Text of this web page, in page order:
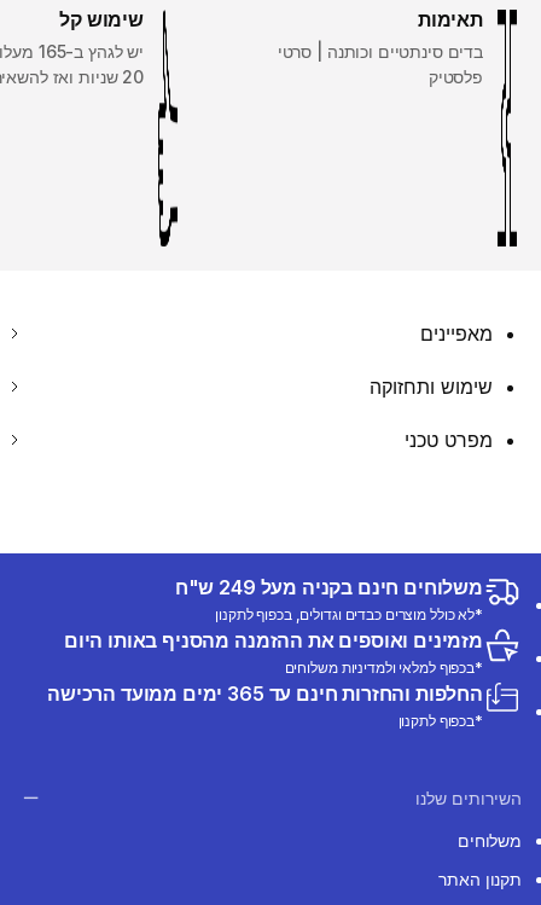
תאימות
בדים סינתטיים וכותנה | סרטי
פלסטיק
שימוש קל
יש
20 שניות ואז להשאיר להתקררות
מאפיינים
שימוש ותחזוקה
מפרט טכני
משלוחים חינם בקניה מעל 249 ש"ח
*לא כולל מוצרים כבדים וגדולים, בכפוף לתקנון
מזמינים ואוספים את ההזמנה מהסניף באותו היום
*בכפוף למלאי ולמדיניות משלוחים
החלפות והחזרות חינם עד 365 ימים ממועד הרכישה
*בכפוף לתקנון
השירותים שלנו
משלוחים
תקנון האתר